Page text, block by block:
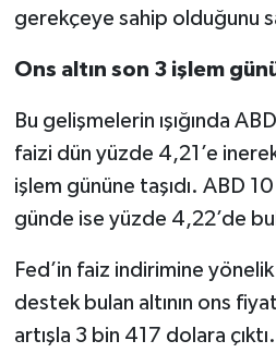
gerekçeye sahip olduğunu
Ons altın son 3 işlem
Bu gelişmelerin ışığında
faizi dün yüzde 4,21’e
işlem gününe taşıdı. ABD
günde ise yüzde 4,22’de
Fed’in faiz indirimine
destek bulan altının ons
artışla 3 bin 417 dolara